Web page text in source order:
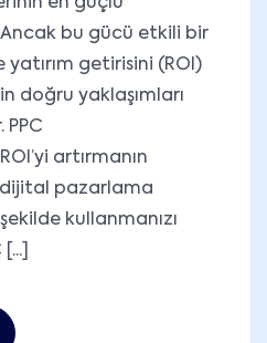
bu gücü etkili bir
getirisini (ROI)
doğru yaklaşımları
PPC
artırmanın
dijital pazarlama
kullanmanızı